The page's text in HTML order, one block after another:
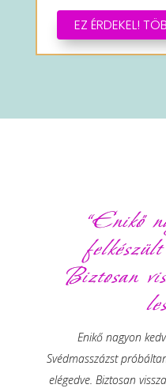
EZ ÉRDEKEL!
“Enikő
Biztosan
Enikő nagyon
Svédmasszázst
elégedve. Biztosan